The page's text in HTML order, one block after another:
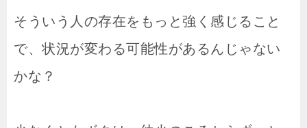
そういう人の存在をもっと強く感じること
で、状況が変わる可能性があるんじゃない
かな？